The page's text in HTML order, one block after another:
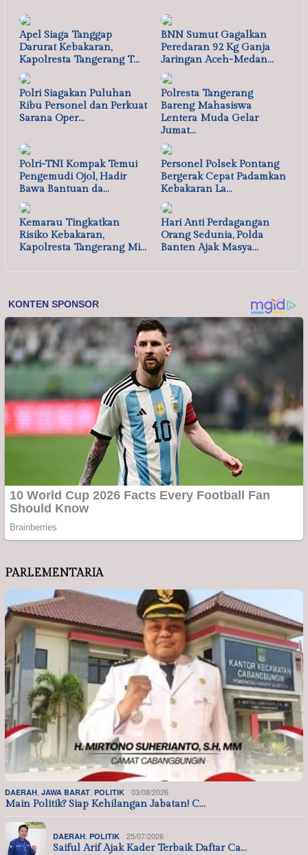
Apel Siaga Tanggap
Darurat Kebakaran,
Kapolresta Tangerang T…
BNN Sumut Gagalkan
Peredaran 92 Kg Ganja
Jaringan Aceh-Medan…
Polri Siagakan Puluhan
Ribu Personel dan Perkuat
Sarana Oper…
Polresta Tangerang
Bareng Mahasiswa
Lentera Muda Gelar
Jumat…
Polri-TNI Kompak Temui
Pengemudi Ojol, Hadir
Bawa Bantuan da…
Personel Polsek Pontang
Bergerak Cepat Padamkan
Kebakaran La…
Kemarau Tingkatkan
Risiko Kebakaran,
Kapolresta Tangerang Mi…
Hari Anti Perdagangan
Orang Sedunia, Polda
Banten Ajak Masya…
PARLEMENTARIA
DAERAH JAWA BARAT POLITIK 03/08/2026
Main Politik? Siap Kehilangan Jabatan! C…
DAERAH POLITIK 25/07/2026
Saiful Arif Ajak Kader Terbaik Daftar Ca…